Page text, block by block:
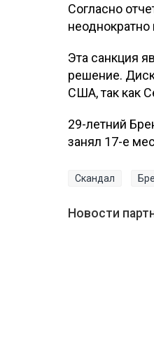
Согласно
Эта санкция
решение.
США, так как
29-летний
занял 17-е
Скандал
Новости